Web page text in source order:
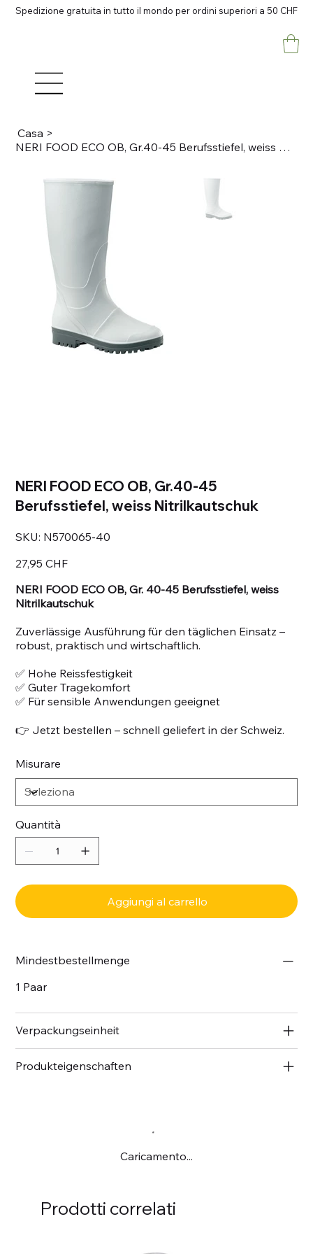
Spedizione gratuita in tutto il mondo per ordini superiori a 50 CHF
Casa >
NERI FOOD ECO OB, Gr.40-45 Berufsstiefel, weiss Nitrilkautschuk
NERI FOOD ECO OB, Gr.40-45
Berufsstiefel, weiss Nitrilkautschuk
SKU: SKU
N570065-
N570065-40
27,95 CHF
NERI FOOD ECO OB, Gr. 40-45 Berufsstiefel, weiss
Nitrilkautschuk
Zuverlässige Ausführung für den täglichen Einsatz –
robust, praktisch und wirtschaftlich.
✅ Hohe Reissfestigkeit
✅ Guter Tragekomfort
✅ Für sensible Anwendungen geeignet
👉 Jetzt bestellen – schnell geliefert in der Schweiz.
Misurare
Quantità
Aggiungi al carrello
Mindestbestellmenge
1 Paar
Verpackungseinheit
Produkteigenschaften
Caricamento...
Prodotti correlati